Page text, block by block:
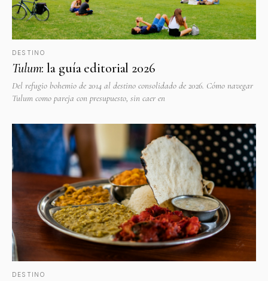
DESTINO
Tulum: la guía editorial 2026
Del refugio bohemio de 2014 al destino consolidado de 2026. Cómo navegar
Tulum como pareja con presupuesto, sin caer en
DESTINO